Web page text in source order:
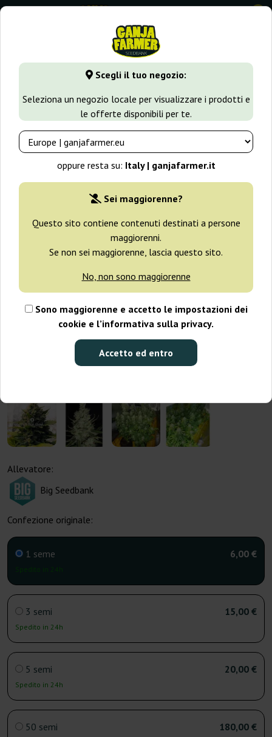
Scegli il tuo negozio:
Seleziona un negozio locale per visualizzare i prodotti e
le offerte disponibili per te.
oppure resta su: Italy | ganjafarmer.it
Sei maggiorenne?
Questo sito contiene contenuti destinati a persone
maggiorenni.
Se non sei maggiorenne, lascia questo sito.
No, non sono maggiorenne
Sono maggiorenne e accetto le impostazioni dei
cookie e l’informativa sulla privacy.
Accetto ed entro
0
GanjaFarmer.it Varietà di Cannabis Skunk Auto Easy
Allevatore:
Big Seedbank
Confezione originale:
1 seme 6,00 €
3 semi
Spedito in 24h
15,00 €
5 semi
Spedito in 24h
20,00 €
50 semi 180,00 €